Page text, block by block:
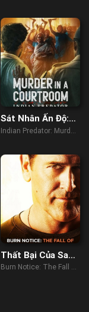
Sát Nhân Ấn Độ:
Án Mạng Trong
Indian Predator: Murder
Thất Bại Của Sam
Axe
Burn Notice: The Fall of